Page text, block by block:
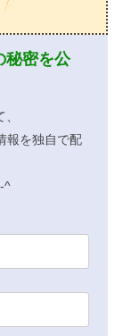
密を公
報を独自で配
^